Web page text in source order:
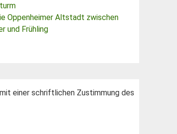
Oppenheimer Altstadt zwischen
und Frühling
einer schriftlichen Zustimmung des